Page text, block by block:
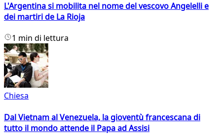
L'Argentina si mobilita nel nome del vescovo Angelelli e
dei martiri de La Rioja
1 min di lettura
Chiesa
Dal Vietnam al Venezuela, la gioventù francescana di
tutto il mondo attende il Papa ad Assisi